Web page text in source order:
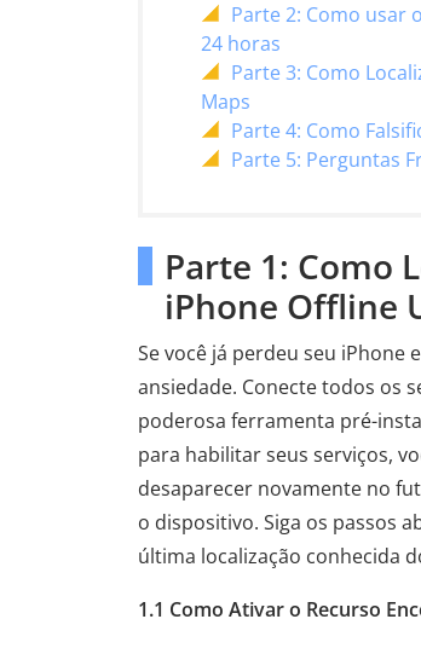
Parte 2: Como usar
24 horas
Parte 3: Como
Maps
Parte 4: Como
Parte 5: Perguntas
Parte 1: Como
iPhone Offline
Se você já perdeu seu iPhone
ansiedade. Conecte todos os
poderosa ferramenta pré-
para habilitar seus serviços,
desaparecer novamente no
o dispositivo. Siga os passos
última localização conhecida
1.1 Como Ativar o Recurso